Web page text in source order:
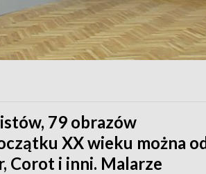
79 obrazów
XX wieku można
Corot i inni. Malarze